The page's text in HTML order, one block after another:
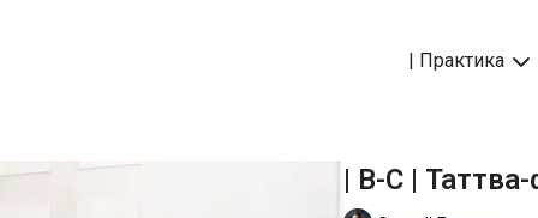
| Практика
| B-C |